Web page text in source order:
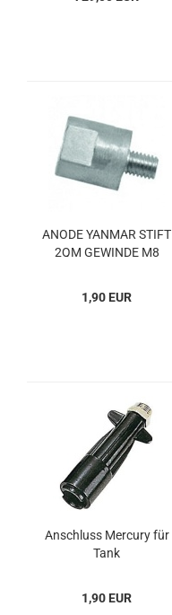
ANODE YAN­MAR STIFT
2QM GE­WIN­DE M8
1,90 EUR
An­schluss Mer­cu­ry für
Tank
1,90 EUR